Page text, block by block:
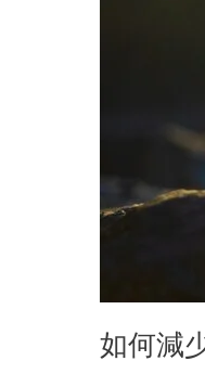
如何減
定
要